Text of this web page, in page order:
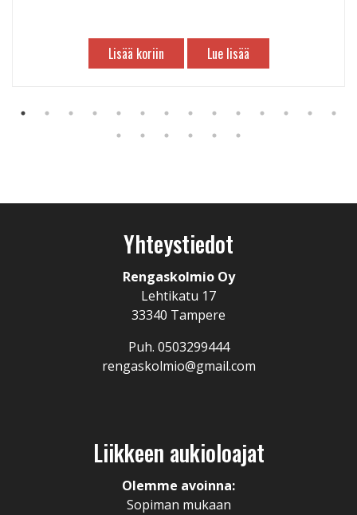
Lisää koriin Lue lisää
Yhteystiedot
Rengaskolmio Oy
Lehtikatu 17
33340 Tampere
Puh. 0503299444
rengaskolmio@gmail.com
Liikkeen aukioloajat
Olemme avoinna:
Sopiman mukaan